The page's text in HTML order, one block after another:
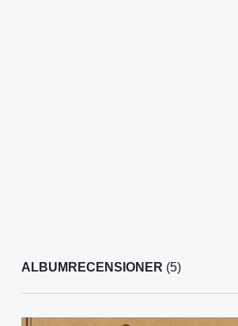
ALBUMRECENSIONER (5)